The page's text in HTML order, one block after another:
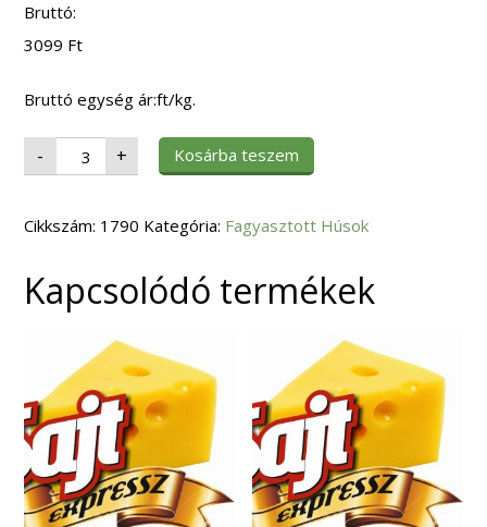
Bruttó:
3099 Ft
Bruttó egység ár:ft/kg.
- Fagy.
Csirkemell
Filé
mennyiség
+ Kosárba teszem
Cikkszám: 1790 Kategória: Fagyasztott Húsok
Kapcsolódó termékek